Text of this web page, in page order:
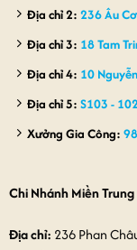
Địa chỉ 2: 236 Âu
Địa chỉ 3: 18 Tam
Địa chỉ 4: 10
Địa chỉ 5: S103 -
Xưởng Gia Công:
Chi Nhánh Miền Trung
Địa chỉ: 236 Phan